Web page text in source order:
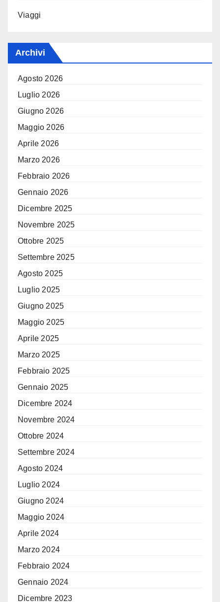
Viaggi
Archivi
Agosto 2026
Luglio 2026
Giugno 2026
Maggio 2026
Aprile 2026
Marzo 2026
Febbraio 2026
Gennaio 2026
Dicembre 2025
Novembre 2025
Ottobre 2025
Settembre 2025
Agosto 2025
Luglio 2025
Giugno 2025
Maggio 2025
Aprile 2025
Marzo 2025
Febbraio 2025
Gennaio 2025
Dicembre 2024
Novembre 2024
Ottobre 2024
Settembre 2024
Agosto 2024
Luglio 2024
Giugno 2024
Maggio 2024
Aprile 2024
Marzo 2024
Febbraio 2024
Gennaio 2024
Dicembre 2023